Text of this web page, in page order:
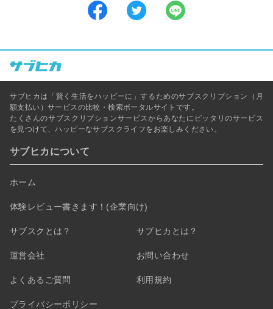
サブヒカは「賢く生活をハッピーに」するためのサブスクリプション（月
額支払い）サービスの比較・検索ポータルサイトです。
たくさんのサブスクリプションサービスからあなたにピッタリのサービス
を見つけて、ハッピーなサブスクライフをお楽しみください。
サブヒカについて
ホーム
体験レビュー書きます！(企業向け)
サブスクとは？ サブヒカとは？
運営会社 お問い合わせ
よくあるご質問 利用規約
プライバシーポリシー